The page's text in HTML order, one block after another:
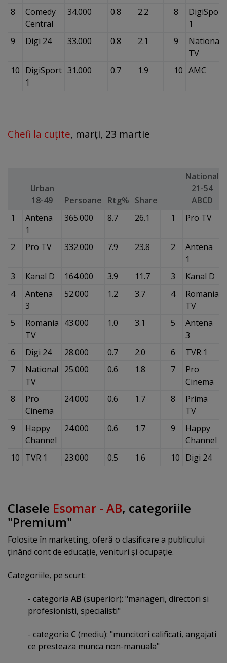
8
Comedy
Central
34.000 0.8 2.2 8
DigiSport
1
9
Digi 24 33.000 0.8 2.1 9
National
TV
10 DigiSport
1
31.000 0.7 1.9 10 AMC
Chefi la cuţite, marţi, 23 martie
Urban
18-49
Persoane Rtg% Share
National
21-54
ABCD
1
Antena
1
365.000 8.7 26.1 1 Pro TV
2 Pro TV 332.000 7.9 23.8 2
Antena
1
3 Kanal D 164.000 3.9 11.7 3 Kanal D
4
Antena
3
52.000 1.2 3.7 4
Romania
TV
5
Romania
TV
43.000 1.0 3.1 5
Antena
3
6 Digi 24 28.000 0.7 2.0 6 TVR 1
7
National
TV
25.000 0.6 1.8 7
Pro
Cinema
8
Pro
Cinema
24.000 0.6 1.7 8
Prima
TV
9
Happy
Channel
24.000 0.6 1.7 9
Happy
Channel
10 TVR 1 23.000 0.5 1.6 10 Digi 24
Clasele Esomar - AB, categoriile
"Premium"
Folosite în marketing, oferă o clasificare a publicului
ţinând cont de educaţie, venituri şi ocupaţie.
Categoriile, pe scurt:
- categoria AB (superior): "manageri, directori si
profesionisti, specialisti"
- categoria C (mediu): "muncitori calificati, angajati
ce presteaza munca non-manuala"